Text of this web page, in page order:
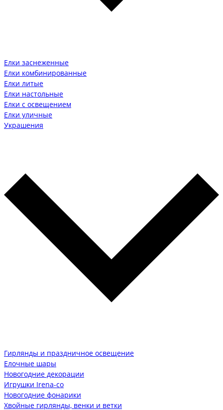
Елки заснеженные
Елки комбинированные
Елки литые
Елки настольные
Елки с освещением
Елки уличные
Украшения
Гирлянды и праздничное освещение
Елочные шары
Новогодние декорации
Игрушки Irena-co
Новогодние фонарики
Хвойные гирлянды, венки и ветки